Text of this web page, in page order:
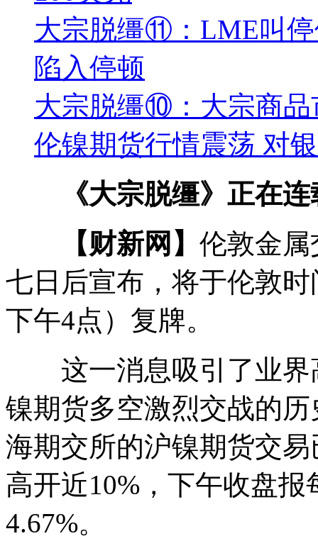
大宗脱缰⑪：LME叫
陷入停顿
大宗脱缰⑩：大宗商品
伦镍期货行情震荡 对
《大宗脱缰》正在
【财新网】 伦敦金
七日后宣布，将于伦敦
下午4点）复牌。
这一消息吸引了业界
镍期货多空激烈交战的
海期交所的沪镍期货交
高开近10%，下午收盘
4.67%。